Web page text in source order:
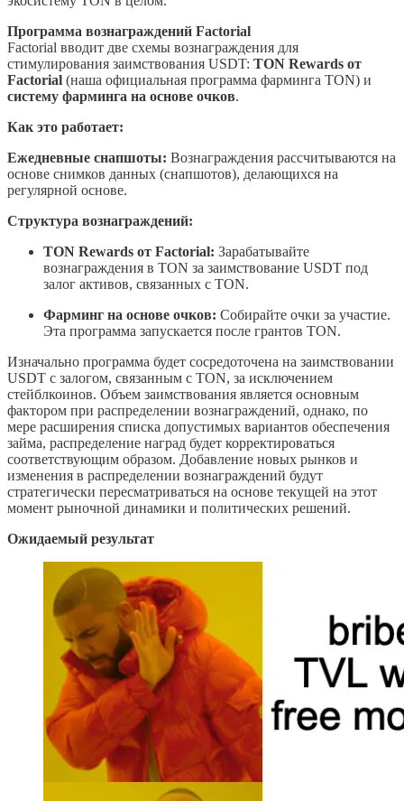
Программа вознаграждений Factorial
Factorial вводит две схемы вознаграждения для
стимулирования заимствования USDT: TON Rewards от
Factorial (наша официальная программа фарминга TON) и
систему фарминга на основе очков.
Как это работает:
Ежедневные снапшоты: Вознаграждения рассчитываются на
основе снимков данных (снапшотов), делающихся на
регулярной основе.
Структура вознаграждений:
TON Rewards от Factorial: Зарабатывайте
вознаграждения в TON за заимствование USDT под
залог активов, связанных с TON.
Фарминг на основе очков: Собирайте очки за участие.
Эта программа запускается после грантов TON.
Изначально программа будет сосредоточена на заимствовании
USDT с залогом, связанным с TON, за исключением
стейблкоинов. Объем заимствования является основным
фактором при распределении вознаграждений, однако, по
мере расширения списка допустимых вариантов обеспечения
займа, распределение наград будет корректироваться
соответствующим образом. Добавление новых рынков и
изменения в распределении вознаграждений будут
стратегически пересматриваться на основе текущей на этот
момент рыночной динамики и политических решений.
Ожидаемый результат